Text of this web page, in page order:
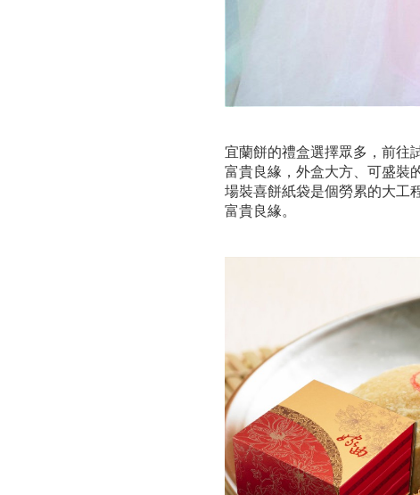
宜蘭餅的禮盒選擇眾多，前往
富貴良緣，外盒大方、可盛裝
場裝喜餅紙袋是個勞累的大工
富貴良緣。